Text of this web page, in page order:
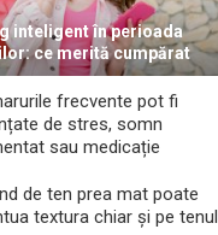
inteligent în perioada
ce merită cumpărat
frecvente pot fi
de stres, somn
sau medicație
de ten prea mat poate
textura chiar și pe tenul